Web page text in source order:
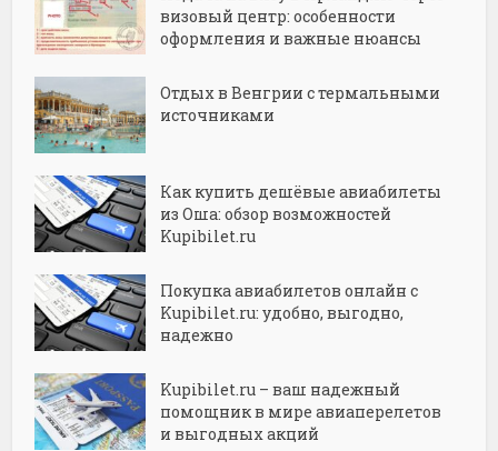
визовый центр: особенности
оформления и важные нюансы
Отдых в Венгрии с термальными
источниками
Как купить дешёвые авиабилеты
из Оша: обзор возможностей
Kupibilet.ru
Покупка авиабилетов онлайн с
Kupibilet.ru: удобно, выгодно,
надежно
Kupibilet.ru – ваш надежный
помощник в мире авиаперелетов
и выгодных акций